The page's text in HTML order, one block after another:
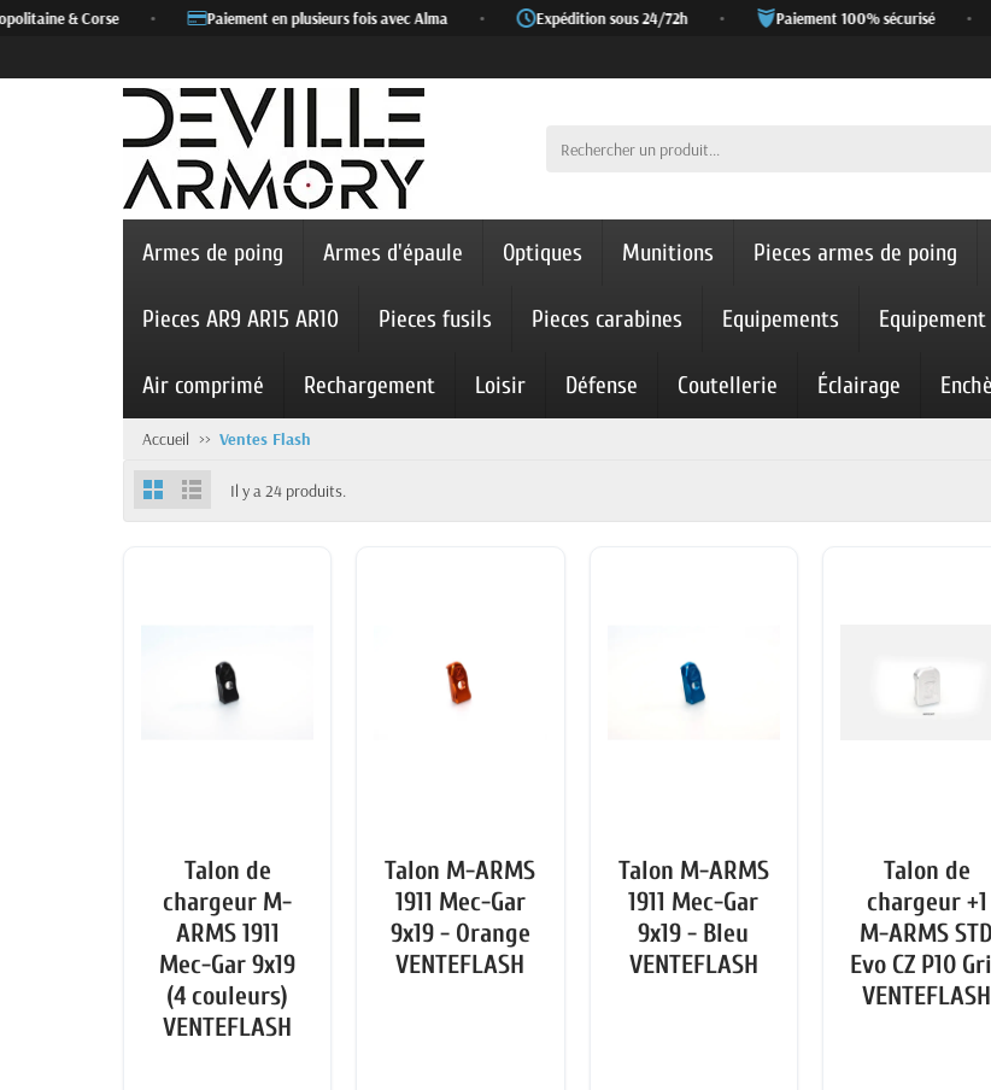
& Corse Paiement en plusieurs fois avec Alma Expédition sous 24/72h Paiement 100% sécurisé
Armes de poing Armes d'épaule Optiques Munitions Pieces armes de poing
Pieces AR9 AR15 AR10 Pieces fusils Pieces carabines Equipements Equipement
Air comprimé Rechargement Loisir Défense Coutellerie Éclairage
Accueil Ventes Flash
Il y a 24 produits.
Talon de
chargeur M-
ARMS 1911
Mec-Gar 9x19
(4 couleurs)
VENTEFLASH
Talon M-ARMS
1911 Mec-Gar
9x19 - Orange
VENTEFLASH
Talon M-ARMS
1911 Mec-Gar
9x19 - Bleu
VENTEFLASH
Talon de
chargeur +1
M-ARMS STD
Evo CZ P10
VENTEFLASH